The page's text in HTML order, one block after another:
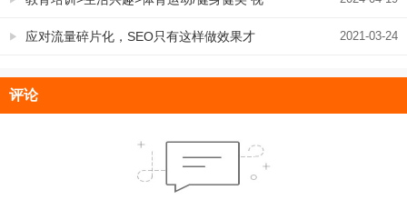
频号直播卖课，小黄车已开通 2021-03-24
应对流量碎片化，SEO只有这样做效果才
评论